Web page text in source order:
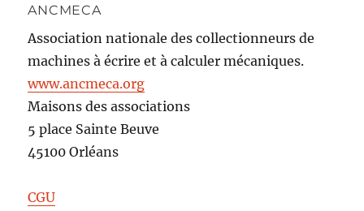
ANCMECA
Association nationale des collectionneurs de
machines à écrire et à calculer mécaniques.
www.ancmeca.org
Maisons des associations
5 place Sainte Beuve
45100 Orléans
CGU